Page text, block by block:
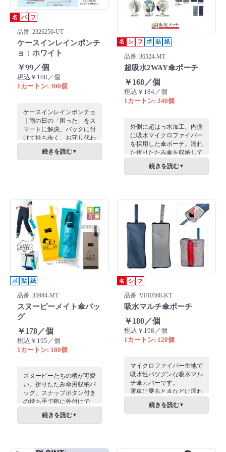
名 パ フ
品番: 2326250-UT
ケースインレインポンチ
ョ：ホワイト
￥99／個
税込￥108／個
1カートン: 300個
ケースインレインポンチョ
｜雨の日の「困った」をス
マートに解決。バッグに付
けて持ち歩く、お守り代わ
りのレイングッズ。突然の
雨にも慌てない。カラビナ
ポンチョを収納した、携帯
性抜群のアイテムです。
続きを読む▼
名 シ フ ポ 貼 紙
品番: 36524-MT
超吸水2WAY傘ポーチ
￥168／個
税込￥184／個
1カートン: 240個
外側に超はっ水加工、内側
に吸水マイクロファイバー
を採用した傘ポーチ。濡れ
た折りたたみ傘を収納して
サイズ調整可能でボトルホ
続きを読む▼
ポ 貼 紙
品番: 35984-MT
スヌーピーメイト傘バッ
グ
￥178／個
税込￥195／個
1カートン: 180個
スヌーピーたちの柄が可愛
い、折りたたみ傘用収納バ
ッグ。スナップボタン付き
の持ち手で鞄に外付けで
き、中身を濡らさず持ち運
べます。周囲へのマナーも
続きを読む▼
名 シ フ
品番: V010588-KT
吸水マルチ傘ポーチ
￥180／個
税込￥198／個
1カートン: 120個
マイクロファイバー生地で
吸水性バツグンな吸水マル
チ傘カバーです。
電車に乗るときなどに濡れ
た折り畳み傘を収納すれ
ば、傘の扱いに困りませ
続きを読む▼